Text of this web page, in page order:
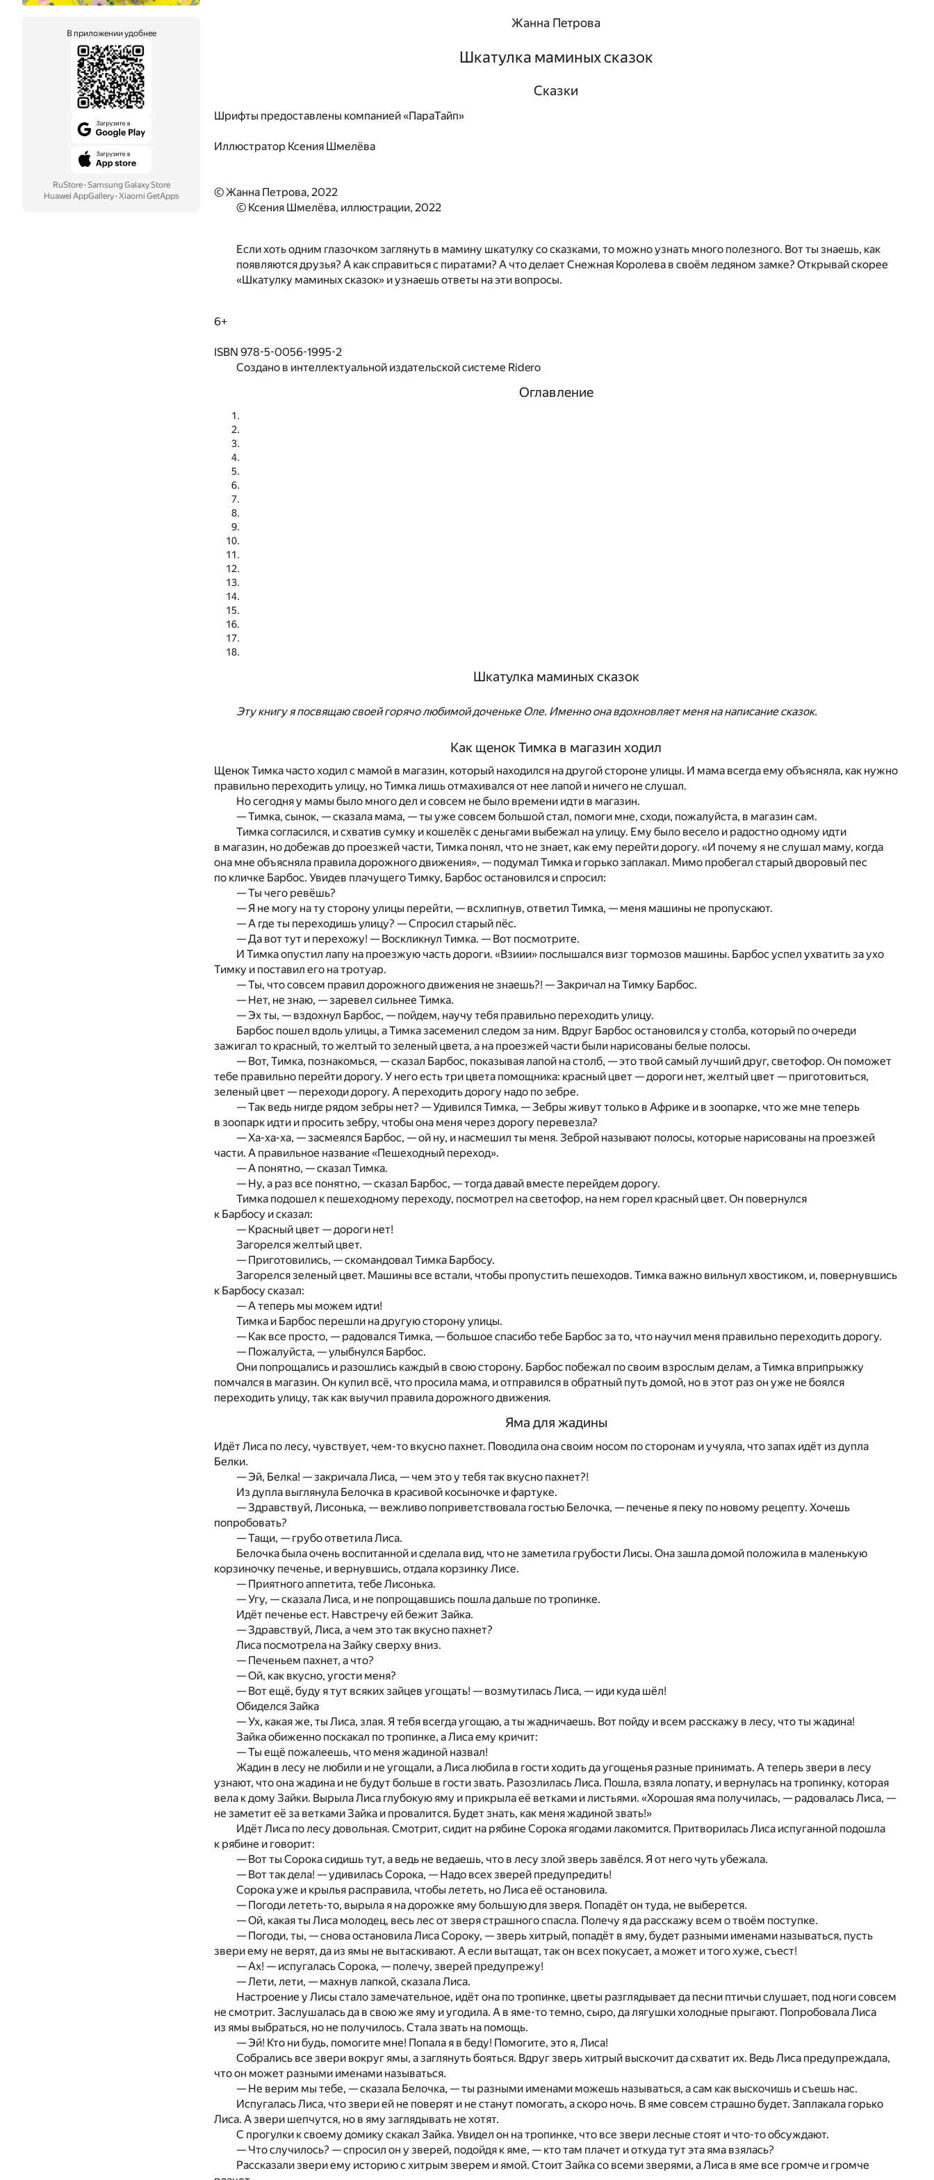
В приложении удобнее
RuStore· Samsung Galaxy Store
Huawei AppGallery· Xiaomi GetApps
Жанна Петрова
Шкатулка маминых сказок
Сказки
Шрифты предоставлены компанией «ПараТайп»
Иллюстратор Ксения Шмелёва
© Жанна Петрова, 2022
© Ксения Шмелёва, иллюстрации, 2022
Если хоть одним глазочком заглянуть в мамину шкатулку со сказками, то можно узнать много полезного. Вот ты знаешь, как
появляются друзья? А как справиться с пиратами? А что делает Снежная Королева в своём ледяном замке? Открывай скорее
«Шкатулку маминых сказок» и узнаешь ответы на эти вопросы.
6+
ISBN 978-5-0056-1995-2
Создано в интеллектуальной издательской системе Ridero
Оглавление
Шкатулка маминых сказок
Эту книгу я посвящаю своей горячо любимой доченьке Оле. Именно она вдохновляет меня на написание сказок.
Как щенок Тимка в магазин ходил
Щенок Тимка часто ходил с мамой в магазин, который находился на другой стороне улицы. И мама всегда ему объясняла, как нужно
правильно переходить улицу, но Тимка лишь отмахивался от нее лапой и ничего не слушал.
Но сегодня у мамы было много дел и совсем не было времени идти в магазин.
— Тимка, сынок, — сказала мама, — ты уже совсем большой стал, помоги мне, сходи, пожалуйста, в магазин сам.
Тимка согласился, и схватив сумку и кошелёк с деньгами выбежал на улицу. Ему было весело и радостно одному идти
в магазин, но добежав до проезжей части, Тимка понял, что не знает, как ему перейти дорогу. «И почему я не слушал маму, когда
она мне объясняла правила дорожного движения», — подумал Тимка и горько заплакал. Мимо пробегал старый дворовый пес
по кличке Барбос. Увидев плачущего Тимку, Барбос остановился и спросил:
— Ты чего ревёшь?
— Я не могу на ту сторону улицы перейти, — всхлипнув, ответил Тимка, — меня машины не пропускают.
— А где ты переходишь улицу? — Спросил старый пёс.
— Да вот тут и перехожу! — Воскликнул Тимка. — Вот посмотрите.
И Тимка опустил лапу на проезжую часть дороги. «Взиии» послышался визг тормозов машины. Барбос успел ухватить за ухо
Тимку и поставил его на тротуар.
— Ты, что совсем правил дорожного движения не знаешь?! — Закричал на Тимку Барбос.
— Нет, не знаю, — заревел сильнее Тимка.
— Эх ты, — вздохнул Барбос, — пойдем, научу тебя правильно переходить улицу.
Барбос пошел вдоль улицы, а Тимка засеменил следом за ним. Вдруг Барбос остановился у столба, который по очереди
зажигал то красный, то желтый то зеленый цвета, а на проезжей части были нарисованы белые полосы.
— Вот, Тимка, познакомься, — сказал Барбос, показывая лапой на столб, — это твой самый лучший друг, светофор. Он поможет
тебе правильно перейти дорогу. У него есть три цвета помощника: красный цвет — дороги нет, желтый цвет — приготовиться,
зеленый цвет — переходи дорогу. А переходить дорогу надо по зебре.
— Так ведь нигде рядом зебры нет? — Удивился Тимка, — Зебры живут только в Африке и в зоопарке, что же мне теперь
в зоопарк идти и просить зебру, чтобы она меня через дорогу перевезла?
— Ха-ха-ха, — засмеялся Барбос, — ой ну, и насмешил ты меня. Зеброй называют полосы, которые нарисованы на проезжей
части. А правильное название «Пешеходный переход».
— А понятно, — сказал Тимка.
— Ну, а раз все понятно, — сказал Барбос, — тогда давай вместе перейдем дорогу.
Тимка подошел к пешеходному переходу, посмотрел на светофор, на нем горел красный цвет. Он повернулся
к Барбосу и сказал:
— Красный цвет — дороги нет!
Загорелся желтый цвет.
— Приготовились, — скомандовал Тимка Барбосу.
Загорелся зеленый цвет. Машины все встали, чтобы пропустить пешеходов. Тимка важно вильнул хвостиком, и, повернувшись
к Барбосу сказал:
— А теперь мы можем идти!
Тимка и Барбос перешли на другую сторону улицы.
— Как все просто, — радовался Тимка, — большое спасибо тебе Барбос за то, что научил меня правильно переходить дорогу.
— Пожалуйста, — улыбнулся Барбос.
Они попрощались и разошлись каждый в свою сторону. Барбос побежал по своим взрослым делам, а Тимка вприпрыжку
помчался в магазин. Он купил всё, что просила мама, и отправился в обратный путь домой, но в этот раз он уже не боялся
переходить улицу, так как выучил правила дорожного движения.
Яма для жадины
Идёт Лиса по лесу, чувствует, чем-то вкусно пахнет. Поводила она своим носом по сторонам и учуяла, что запах идёт из дупла
Белки.
— Эй, Белка! — закричала Лиса, — чем это у тебя так вкусно пахнет?!
Из дупла выглянула Белочка в красивой косыночке и фартуке.
— Здравствуй, Лисонька, — вежливо поприветствовала гостью Белочка, — печенье я пеку по новому рецепту. Хочешь
попробовать?
— Тащи, — грубо ответила Лиса.
Белочка была очень воспитанной и сделала вид, что не заметила грубости Лисы. Она зашла домой положила в маленькую
корзиночку печенье, и вернувшись, отдала корзинку Лисе.
— Приятного аппетита, тебе Лисонька.
— Угу, — сказала Лиса, и не попрощавшись пошла дальше по тропинке.
Идёт печенье ест. Навстречу ей бежит Зайка.
— Здравствуй, Лиса, а чем это так вкусно пахнет?
Лиса посмотрела на Зайку сверху вниз.
— Печеньем пахнет, а что?
— Ой, как вкусно, угости меня?
— Вот ещё, буду я тут всяких зайцев угощать! — возмутилась Лиса, — иди куда шёл!
Обиделся Зайка
— Ух, какая же, ты Лиса, злая. Я тебя всегда угощаю, а ты жадничаешь. Вот пойду и всем расскажу в лесу, что ты жадина!
Зайка обиженно поскакал по тропинке, а Лиса ему кричит:
— Ты ещё пожалеешь, что меня жадиной назвал!
Жадин в лесу не любили и не угощали, а Лиса любила в гости ходить да угощенья разные принимать. А теперь звери в лесу
узнают, что она жадина и не будут больше в гости звать. Разозлилась Лиса. Пошла, взяла лопату, и вернулась на тропинку, которая
вела к дому Зайки. Вырыла Лиса глубокую яму и прикрыла её ветками и листьями. «Хорошая яма получилась, — радовалась Лиса, —
не заметит её за ветками Зайка и провалится. Будет знать, как меня жадиной звать!»
Идёт Лиса по лесу довольная. Смотрит, сидит на рябине Сорока ягодами лакомится. Притворилась Лиса испуганной подошла
к рябине и говорит:
— Вот ты Сорока сидишь тут, а ведь не ведаешь, что в лесу злой зверь завёлся. Я от него чуть убежала.
— Вот так дела! — удивилась Сорока, — Надо всех зверей предупредить!
Сорока уже и крылья расправила, чтобы лететь, но Лиса её остановила.
— Погоди лететь-то, вырыла я на дорожке яму большую для зверя. Попадёт он туда, не выберется.
— Ой, какая ты Лиса молодец, весь лес от зверя страшного спасла. Полечу я да расскажу всем о твоём поступке.
— Погоди, ты, — снова остановила Лиса Сороку, — зверь хитрый, попадёт в яму, будет разными именами называться, пусть
звери ему не верят, да из ямы не вытаскивают. А если вытащат, так он всех покусает, а может и того хуже, съест!
— Ах! — испугалась Сорока, — полечу, зверей предупрежу!
— Лети, лети, — махнув лапкой, сказала Лиса.
Настроение у Лисы стало замечательное, идёт она по тропинке, цветы разглядывает да песни птичьи слушает, под ноги совсем
не смотрит. Заслушалась да в свою же яму и угодила. А в яме-то темно, сыро, да лягушки холодные прыгают. Попробовала Лиса
из ямы выбраться, но не получилось. Стала звать на помощь.
— Эй! Кто ни будь, помогите мне! Попала я в беду! Помогите, это я, Лиса!
Собрались все звери вокруг ямы, а заглянуть бояться. Вдруг зверь хитрый выскочит да схватит их. Ведь Лиса предупреждала,
что он может разными именами называться.
— Не верим мы тебе, — сказала Белочка, — ты разными именами можешь называться, а сам как выскочишь и съешь нас.
Испугалась Лиса, что звери ей не поверят и не станут помогать, а скоро ночь. В яме совсем страшно будет. Заплакала горько
Лиса. А звери шепчутся, но в яму заглядывать не хотят.
С прогулки к своему домику скакал Зайка. Увидел он на тропинке, что все звери лесные стоят и что-то обсуждают.
— Что случилось? — спросил он у зверей, подойдя к яме, — кто там плачет и откуда тут эта яма взялась?
Рассказали звери ему историю с хитрым зверем и ямой. Стоит Зайка со всеми зверями, а Лиса в яме все громче и громче